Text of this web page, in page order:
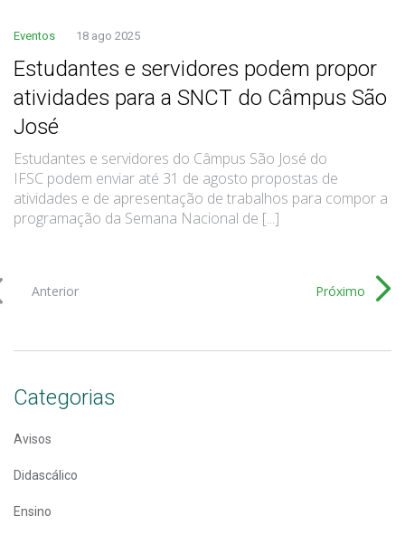
Eventos 18 ago 2025
Estudantes e servidores podem propor
atividades para a SNCT do Câmpus São
José
Estudantes e servidores do Câmpus São José do
IFSC podem enviar até 31 de agosto propostas de
atividades e de apresentação de trabalhos para compor a
programação da Semana Nacional de [...]
Anterior Próximo
Categorias
Avisos
Didascálico
Ensino